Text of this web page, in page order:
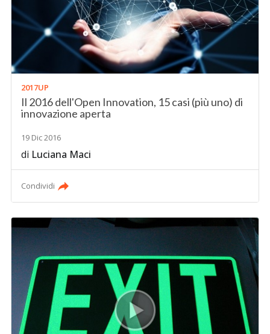
2017UP
Il 2016 dell'Open Innovation, 15 casi (più uno) di
innovazione aperta
19 Dic 2016
di Luciana Maci
Condividi